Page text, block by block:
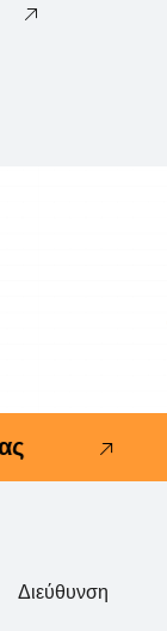
Διεύθυνση